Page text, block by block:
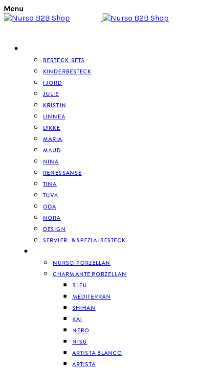
Menu
BESTECK-SETS
KINDERBESTECK
FJORD
JULIE
KRISTIN
LINNEA
LYKKE
MARIA
MAUD
NINA
RENESSANSE
TINA
TUVA
ODA
NORA
DESIGN
SERVIER- & SPEZIALBESTECK
NURSO PORZELLAN
CHARMANTE PORZELLAN
BLEU
MEDITERRAN
SHIHAN
KAI
NERO
NĪSU
ARTISTA BLANCO
ARTISTA